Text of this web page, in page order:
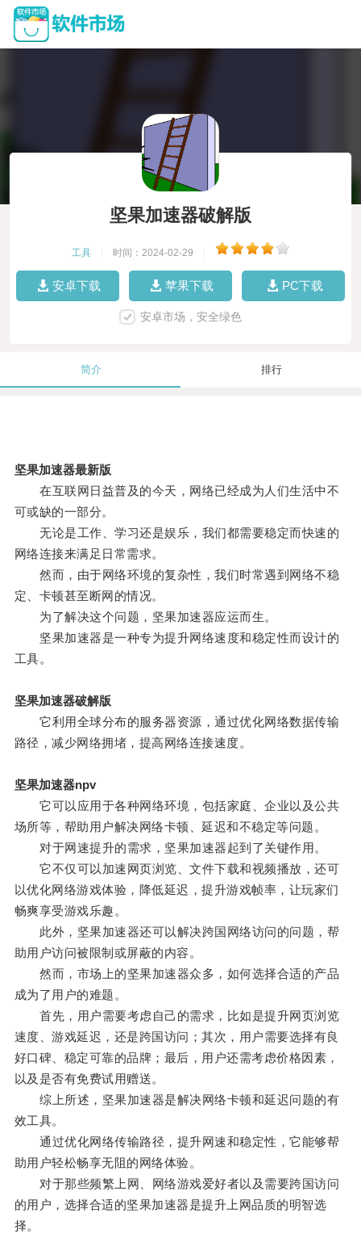
坚果加速器破解版
工具 时间：2024-02-29
安卓下载 苹果下载 PC下载
安卓市场，安全绿色
简介 排行
坚果加速器最新版
在互联网日益普及的今天，网络已经成为人们生活中不
可或缺的一部分。
无论是工作、学习还是娱乐，我们都需要稳定而快速的
网络连接来满足日常需求。
然而，由于网络环境的复杂性，我们时常遇到网络不稳
定、卡顿甚至断网的情况。
为了解决这个问题，坚果加速器应运而生。
坚果加速器是一种专为提升网络速度和稳定性而设计的
工具。
坚果加速器破解版
它利用全球分布的服务器资源，通过优化网络数据传输
路径，减少网络拥堵，提高网络连接速度。
坚果加速器npv
它可以应用于各种网络环境，包括家庭、企业以及公共
场所等，帮助用户解决网络卡顿、延迟和不稳定等问题。
对于网速提升的需求，坚果加速器起到了关键作用。
它不仅可以加速网页浏览、文件下载和视频播放，还可
以优化网络游戏体验，降低延迟，提升游戏帧率，让玩家们
畅爽享受游戏乐趣。
此外，坚果加速器还可以解决跨国网络访问的问题，帮
助用户访问被限制或屏蔽的内容。
然而，市场上的坚果加速器众多，如何选择合适的产品
成为了用户的难题。
首先，用户需要考虑自己的需求，比如是提升网页浏览
速度、游戏延迟，还是跨国访问；其次，用户需要选择有良
好口碑、稳定可靠的品牌；最后，用户还需考虑价格因素，
以及是否有免费试用赠送。
综上所述，坚果加速器是解决网络卡顿和延迟问题的有
效工具。
通过优化网络传输路径，提升网速和稳定性，它能够帮
助用户轻松畅享无阻的网络体验。
对于那些频繁上网、网络游戏爱好者以及需要跨国访问
的用户，选择合适的坚果加速器是提升上网品质的明智选
择。